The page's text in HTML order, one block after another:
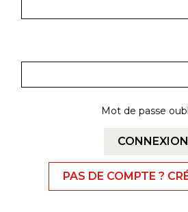
Mot de passe
CONNEXION
PAS DE COMPTE ?